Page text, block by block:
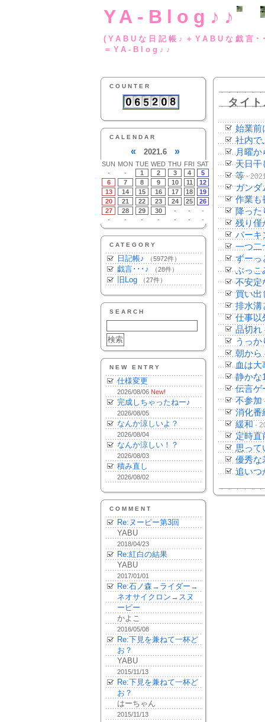
YA-Blog♪♪
(YABUな日記帳♪
＝YA-Blog♪♪
COUNTER
CALENDAR
« 2021.6 »
SUN MON TUE WED THU FRI SAT
-
- 1 2 3 4
5
6
7 8 9 10 11
12
13
14 15 16 17 18
19
20
21 22 23 24 25
26
27
28 29 30 - -
-
-
- - - - - -
CATEGORY
日記帳♪ （5972件）
戯言･･･♪ （28件）
旧Log （27件）
SEARCH
NEW ENTRY
仕様変更
2026/08/06 New!
完成しちゃったねー♪
2026/08/05
なんか涼しいよ？
2026/08/04
なんか涼しい！？
2026/08/03
積み直し
2026/08/02
COMMENT
Re:ヌーピー第3回
YABU
2018/04/23
Re:紅白の結果
YABU
2017/01/01
Re:石ノ森→ライダー→
ネオサイクロン→スヌ
ーピー
かよこ
2016/05/08
Re:下見を兼ねて一杯ど
お？
YABU
2015/11/13
Re:下見を兼ねて一杯ど
お？
はーちゃん
2015/11/13
タイ
始業前
社内で
月曜
天日干
等-
ガンダ
作業も
降った
残り僅
パーキ
一つ二
ずーっ
ぶっこ
不安定
買い出
排水溝
仕事以
品切れ
うっか
朝から
血は大
静かな
伝言ゲ
不参加
消化番
緩和 -
定時直
思って
優秀な
追いつ